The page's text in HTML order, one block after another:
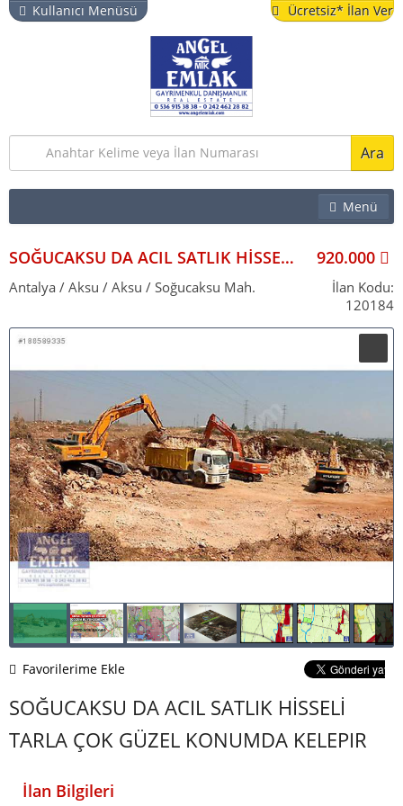
Kullanıcı Menüsü Ücretsiz* İlan Ver
Ara
Menü
ARSA & BAHÇE
VITRIN İLANLAR
SOĞUCAKSU DA ACIL SATLIK HİSSELİ TARLA ÇOK GÜZEL KONUMDA KELEPIR
Antalya / Aksu / Aksu / Soğucaksu Mah.
920.000
İlan Kodu:
120184
Favorilerime Ekle
SOĞUCAKSU DA ACIL SATLIK HİSSELİ
TARLA ÇOK GÜZEL KONUMDA KELEPIR
İlan Bilgileri